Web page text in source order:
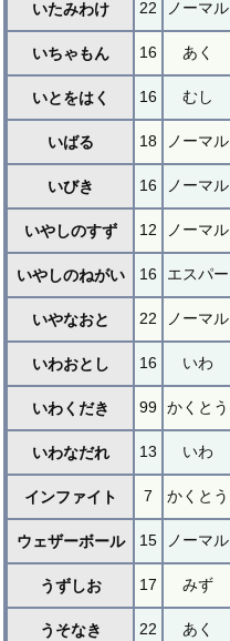
いたみわけ 22 ノーマル
いちゃもん 16 あく
いとをはく 16 むし
いばる 18 ノーマル
いびき 16 ノーマル
いやしのすず 12 ノーマル
いやしのねがい 16 エスパー
いやなおと 22 ノーマル
いわおとし 16 いわ
いわくだき 99 かくとう
いわなだれ 13 いわ
インファイト 7 かくとう
ウェザーボール 15 ノーマル
うずしお 17 みず
うそなき 22 あく